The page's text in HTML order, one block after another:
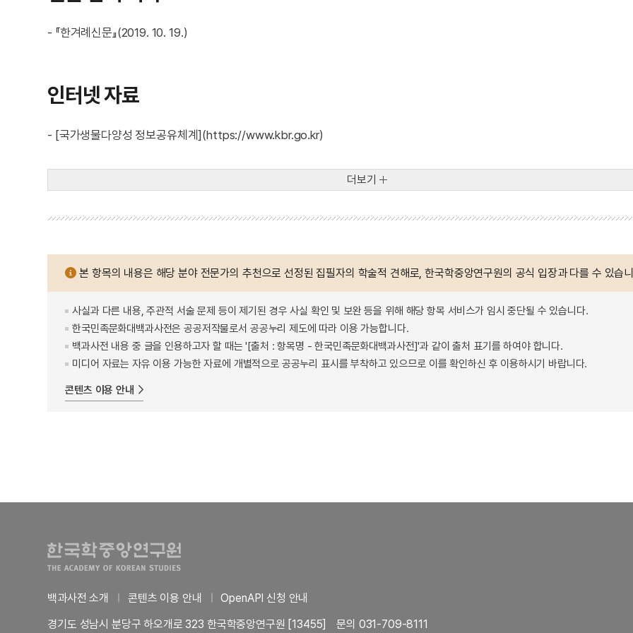
- 『한겨례신문』(2019. 10. 19.)
인터넷 자료
- [국가생물다양성 정보공유체계](https://www.kbr.go.kr)
더보기
본 항목의 내용은 해당 분야 전문가의 추천으로 선정된 집필자의 학술적 견해로, 한국학중앙연구원의 공식 입장과 다를 수 있습
사실과 다른 내용, 주관적 서술 문제 등이 제기된 경우 사실 확인 및 보완 등을 위해 해당 항목 서비스가 임시 중단될 수 있습니다.
한국민족문화대백과사전은 공공저작물로서 공공누리 제도에 따라 이용 가능합니다.
백과사전 내용 중 글을 인용하고자 할 때는 '[출처 : 항목명 - 한국민족문화대백과사전]'과 같이 출처 표기를 하여야 합니다.
미디어 자료는 자유 이용 가능한 자료에 개별적으로 공공누리 표시를 부착하고 있으므로 이를 확인하신 후 이용하시기 바랍니다.
콘텐츠 이용 안내
백과사전 소개 콘텐츠 이용 안내
OpenAPI 신청 안내
경기도 성남시 분당구 하오개로 323 한국학중앙연구원 [13455]
문의 031-709-8111